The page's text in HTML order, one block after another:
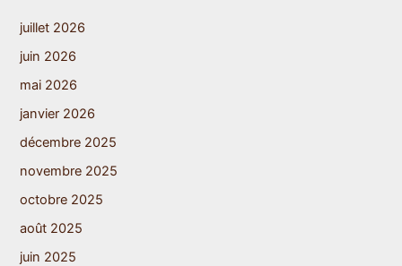
juillet 2026
juin 2026
mai 2026
janvier 2026
décembre 2025
novembre 2025
octobre 2025
août 2025
juin 2025